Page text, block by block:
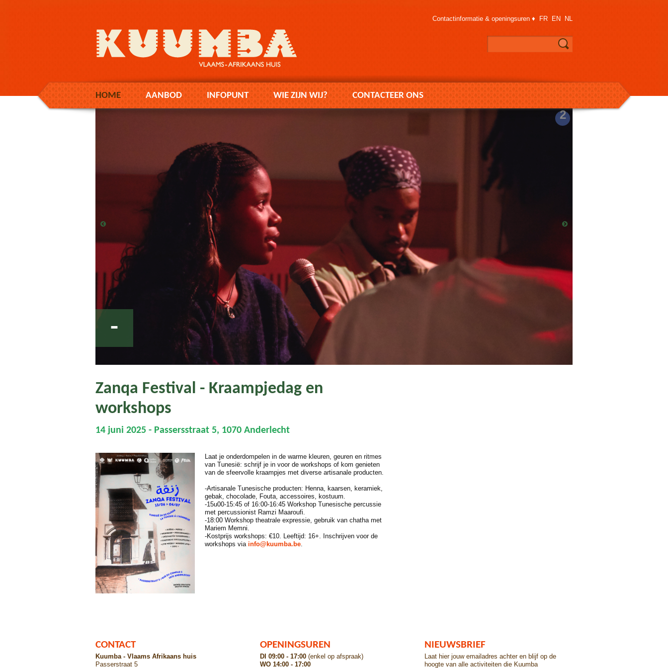
HOME AANBOD INFOPUNT WIE ZIJN WIJ? CONTACTEER ONS
Contactinformatie & openingsuren ♦ FR EN NL
2
-
Zanqa Festival - Kraampjedag en
workshops
14 juni 2025 - Passersstraat 5, 1070 Anderlecht
Laat je onderdompelen in de warme kleuren, geuren en ritmes
van Tunesië: schrijf je in voor de workshops of kom genieten
van de sfeervolle kraampjes met diverse artisanale producten.
- Artisanale Tunesische producten: Henna, kaarsen, keramiek,
gebak, chocolade, Fouta, accessoires, kostuum.
- 15u00-15:45 of 16:00-16:45 Workshop Tunesische percussie
met percussionist Ramzi Maaroufi.
-18:00 Workshop theatrale expressie, gebruik van chatha met
Mariem Memni.
-Kostprijs workshops: €10. Leeftijd: 16+. Inschrijven voor de
workshops via info@kuumba.be.
CONTACT
Kuumba - Vlaams Afrikaans huis
Passerstraat 5
OPENINGSUREN
DI 09:00 - 17:00 (enkel op afspraak)
WO 14:00 - 17:00
NIEUWSBRIEF
Laat hier jouw emailadres achter en blijf op de
hoogte van alle activiteiten die Kuumba